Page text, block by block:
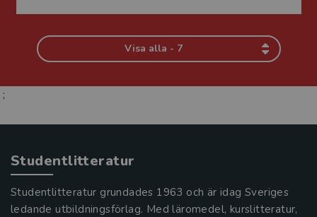
Visa alla - 7
;
Studentlitteratur
Studentlitteratur grundades 1963 och är idag Sveriges
ledande utbildningsförlag. Med läromedel, kurslitteratur,